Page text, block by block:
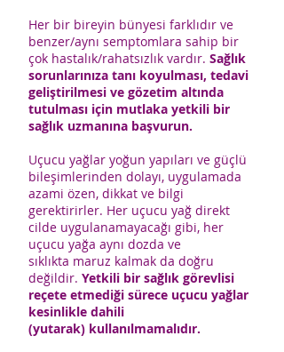
Her bir bireyin bünyesi farklıdır ve
benzer/aynı semptomlara sahip bir
çok hastalık/rahatsızlık vardır. Sağlık
sorunlarınıza tanı koyulması, tedavi
geliştirilmesi ve gözetim altında
tutulması için mutlaka yetkili bir
sağlık uzmanına başvurun.
Uçucu yağlar yoğun yapıları ve güçlü
bileşimlerinden dolayı, uygulamada
azami özen, dikkat ve bilgi
gerektirirler. Her uçucu yağ direkt
cilde uygulanamayacağı gibi, her
uçucu yağa aynı dozda ve
sıklıkta maruz kalmak da doğru
değildir. Yetkili bir sağlık görevlisi
reçete etmediği sürece uçucu yağlar
kesinlikle dahili
(yutarak) kullanılmamalıdır.